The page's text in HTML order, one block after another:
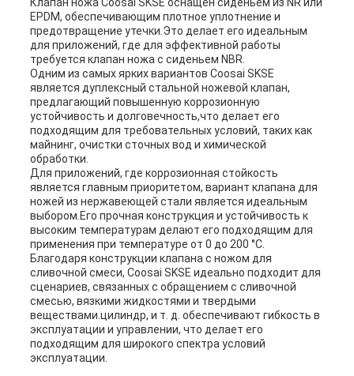
Клапан ножа Coosai SKSE оснащен сиденьем из NR или
EPDM, обеспечивающим плотное уплотнение и
предотвращение утечки.Это делает его идеальным
для приложений, где для эффективной работы
требуется клапан ножа с сиденьем NBR.
Одним из самых ярких вариантов Coosai SKSE
является дуплексный стальной ножевой клапан,
предлагающий повышенную коррозионную
устойчивость и долговечность,что делает его
подходящим для требовательных условий, таких как
майнинг, очистки сточных вод и химической
обработки.
Для приложений, где коррозионная стойкость
является главным приоритетом, вариант клапана для
ножей из нержавеющей стали является идеальным
выбором.Его прочная конструкция и устойчивость к
высоким температурам делают его подходящим для
применения при температуре от 0 до 200 °C.
Благодаря конструкции клапана с ножом для
сливочной смеси, Coosai SKSE идеально подходит для
сценариев, связанных с обращением с сливочной
смесью, вязкими жидкостями и твердыми
веществами.цилиндр, и т. д. обеспечивают гибкость в
эксплуатации и управлении, что делает его
подходящим для широкого спектра условий
эксплуатации.